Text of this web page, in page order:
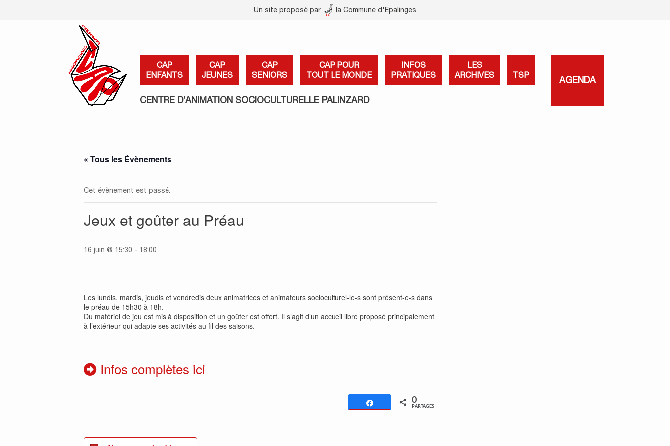
Un site proposé par la Commune d'Epalinges
CAP
ENFANTS
CAP
JEUNES
CAP
SENIORS
CAP POUR
TOUT LE MONDE
INFOS
PRATIQUES
LES
ARCHIVES
TSP
AGENDA
CENTRE D’ANIMATION SOCIOCULTURELLE PALINZARD
« Tous les Évènements
Cet évènement est passé.
Jeux et goûter au Préau
16 juin @ 15:30 - 18:00
Les lundis, mardis, jeudis et vendredis deux animatrices et animateurs socioculturel-le-s sont présent-e-s dans
le préau de 15h30 à 18h.
Du matériel de jeu est mis à disposition et un goûter est offert. Il s’agit d’un accueil libre proposé principalement
à l’extérieur qui adapte ses activités au fil des saisons.
Infos complètes ici
Partagez 0
PARTAGES